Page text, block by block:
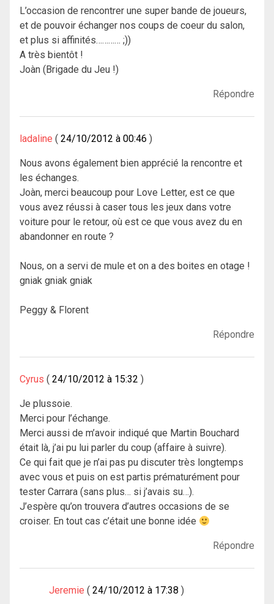
L’occasion de rencontrer une super bande de joueurs,
et de pouvoir échanger nos coups de coeur du salon,
et plus si affinités………… ;))
A très bientôt !
Joàn (Brigade du Jeu !)
Répondre
ladaline 24/10/2012 à 00:46
Nous avons également bien apprécié la rencontre et
les échanges.
Joàn, merci beaucoup pour Love Letter, est ce que
vous avez réussi à caser tous les jeux dans votre
voiture pour le retour, où est ce que vous avez du en
abandonner en route ?
Nous, on a servi de mule et on a des boites en otage !
gniak gniak gniak
Peggy & Florent
Répondre
Cyrus 24/10/2012 à 15:32
Je plussoie.
Merci pour l’échange.
Merci aussi de m’avoir indiqué que Martin Bouchard
était là, j’ai pu lui parler du coup (affaire à suivre).
Ce qui fait que je n’ai pas pu discuter très longtemps
avec vous et puis on est partis prématurément pour
tester Carrara (sans plus… si j’avais su…).
J’espère qu’on trouvera d’autres occasions de se
croiser. En tout cas c’était une bonne idée
Répondre
Jeremie 24/10/2012 à 17:38